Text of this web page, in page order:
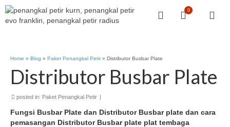
0
Home » Blog » Paket Penangkal Petir » Distributor Busbar Plate
Distributor Busbar Plate
posted in: Paket Penangkal Petir |
Fungsi Busbar Plate dan Distributor Busbar plate dan cara
pemasangan Distributor Busbar plate plat tembaga